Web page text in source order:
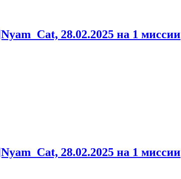
28.02.2025 на 1 миссии
28.02.2025 на 1 миссии